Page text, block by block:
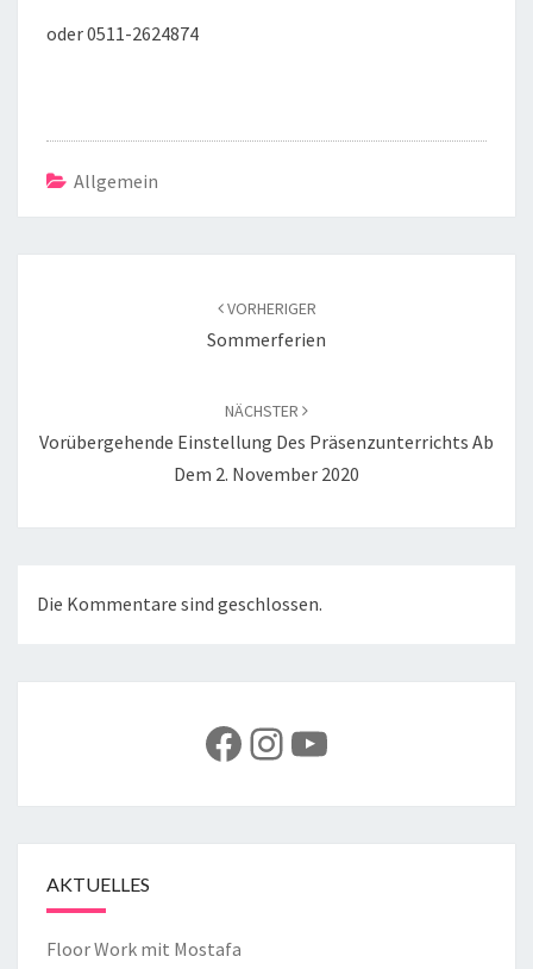
oder 0511-2624874
Allgemein
VORHERIGER
Sommerferien
NÄCHSTER
Vorübergehende Einstellung Des Präsenzunterrichts Ab
Dem 2. November 2020
Die Kommentare sind geschlossen.
Facebook
Instagram
YouTube
AKTUELLES
Floor Work mit Mostafa